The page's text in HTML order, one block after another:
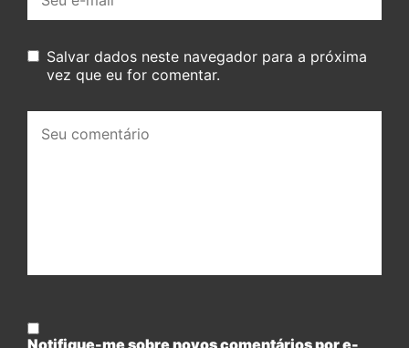
mail:
Salvar dados neste navegador para a próxima
vez que eu for comentar.
comentário: